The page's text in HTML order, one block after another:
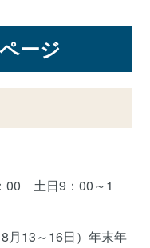
ージ
00 土日9：00～1
月13～16日）年末年